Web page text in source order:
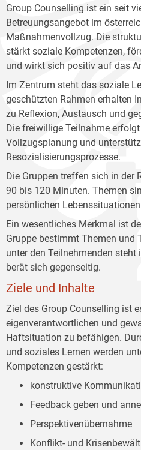
Group Counselling ist ein seit
Betreuungsangebot im
Maßnahmenvollzug. Die
stärkt soziale Kompetenzen,
und wirkt sich positiv auf das
Im Zentrum steht das soziale
geschützten Rahmen erhalten
zu Reflexion, Austausch und
Die freiwillige Teilnahme
Vollzugsplanung und
Resozialisierungsprozesse.
Die Gruppen treffen sich in der
90 bis 120 Minuten. Themen
persönlichen
Ein wesentliches Merkmal ist
Gruppe bestimmt Themen und
unter den Teilnehmenden steht
berät sich gegenseitig.
Ziele und Inhalte
Ziel des Group Counselling ist
eigenverantwortlichen und
Haftsituation zu befähigen.
und soziales Lernen werden
Kompetenzen gestärkt:
konstruktive
Feedback geben und
Perspektivenübernahme
Konflikt- und